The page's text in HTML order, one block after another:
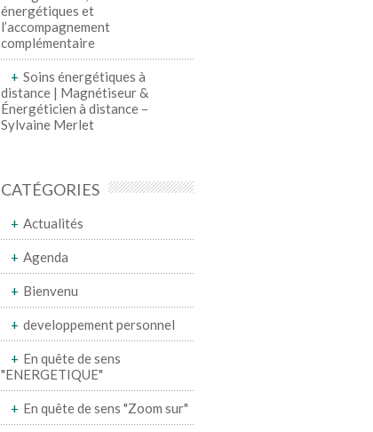
énergétiques et
l’accompagnement
complémentaire
Soins énergétiques à
distance | Magnétiseur &
Énergéticien à distance –
Sylvaine Merlet
CATÉGORIES
Actualités
Agenda
Bienvenu
developpement personnel
En quête de sens
"ENERGETIQUE"
En quête de sens "Zoom sur"